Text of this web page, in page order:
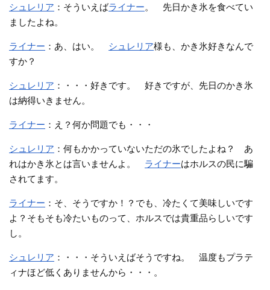
シュレリア ：そういえばライナー。 先日かき氷を食べてい
ましたよね。
ライナー ：あ、はい。 シュレリア様も、かき氷好きなんで
すか？
シュレリア ：・・・好きです。 好きですが、先日のかき氷
は納得いきません。
ライナー ：え？何か問題でも・・・
シュレリア ：何もかかっていないただの氷でしたよね？ あ
れはかき氷とは言いませんよ。 ライナーはホルスの民に騙
されてます。
ライナー ：そ、そうですか！？でも、冷たくて美味しいです
よ？そもそも冷たいものって、ホルスでは貴重品らしいです
し。
シュレリア ：・・・そういえばそうですね。 温度もプラテ
ィナほど低くありませんから・・・。